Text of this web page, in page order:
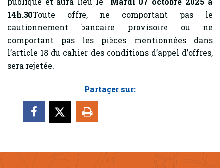
14h.30Toute offre, ne comportant pas le
cautionnement bancaire provisoire ou ne
comportant pas les pièces mentionnées dans
l’article 18 du cahier des conditions d’appel d’offres,
sera rejetée.
Partager sur: